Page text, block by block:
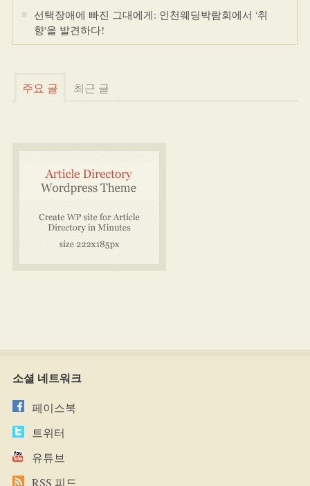
선택장애에 빠진 그대에게: 인천웨딩박람회에서 '취
향'을 발견하다!
주요 글 최근 글
소셜 네트워크
페이스북
트위터
유튜브
RSS 피드